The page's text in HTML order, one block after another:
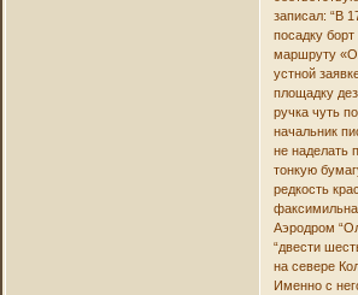
записал: “В
посадку
маршруту
устной
площадку
ручка чуть
начальник
не наделать
тонкую
редкость
Аэродром
“двести
на севере
Именно с